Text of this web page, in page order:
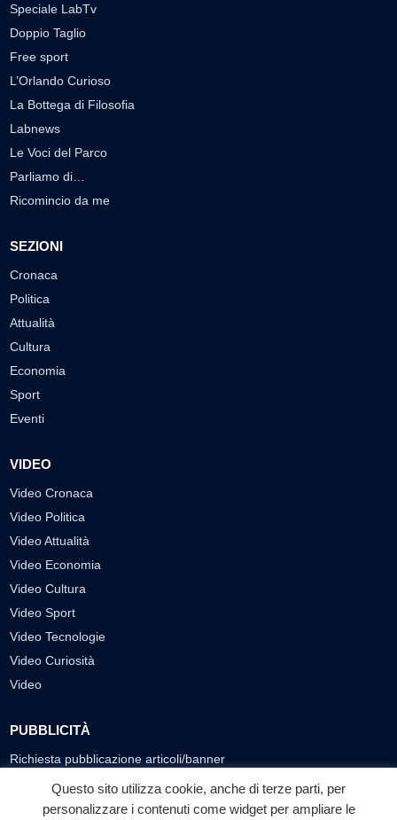
Speciale LabTv
Doppio Taglio
Free sport
L’Orlando Curioso
La Bottega di Filosofia
Labnews
Le Voci del Parco
Parliamo di…
Ricomincio da me
SEZIONI
Cronaca
Politica
Attualità
Cultura
Economia
Sport
Eventi
VIDEO
Video Cronaca
Video Politica
Video Attualità
Video Economia
Video Cultura
Video Sport
Video Tecnologie
Video Curiosità
Video
PUBBLICITÀ
Richiesta pubblicazione articoli/banner
SEGUICI SUI SOCIAL
Questo sito utilizza cookie, anche di terze parti, per
personalizzare i contenuti come widget per ampliare le